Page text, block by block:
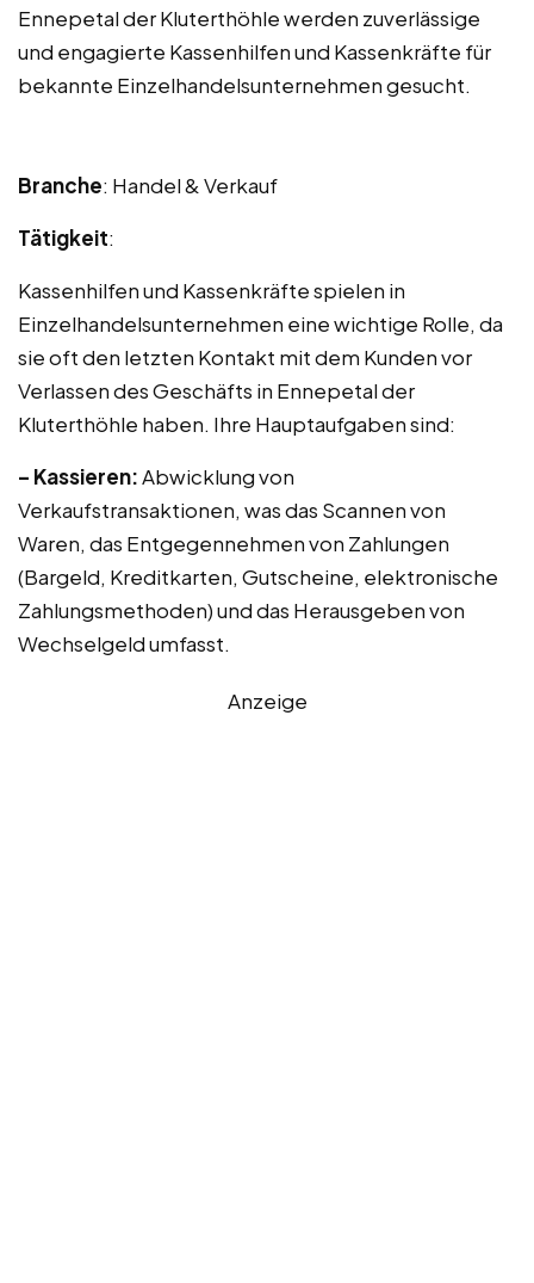
Ennepetal der Kluterthöhle werden zuverlässige
und engagierte Kassenhilfen und Kassenkräfte für
bekannte Einzelhandelsunternehmen gesucht.
Branche: Handel & Verkauf
Tätigkeit:
Kassenhilfen und Kassenkräfte spielen in
Einzelhandelsunternehmen eine wichtige Rolle, da
sie oft den letzten Kontakt mit dem Kunden vor
Verlassen des Geschäfts in Ennepetal der
Kluterthöhle haben. Ihre Hauptaufgaben sind:
– Kassieren:Abwicklung von
Verkaufstransaktionen, was das Scannen von
Waren, das Entgegennehmen von Zahlungen
(Bargeld, Kreditkarten, Gutscheine, elektronische
Zahlungsmethoden) und das Herausgeben von
Wechselgeld umfasst.
Anzeige